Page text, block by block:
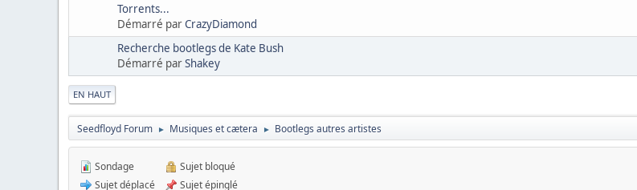
Torrents...
Démarré parCrazyDiamond
Recherche bootlegs de Kate Bush
Démarré parShakey
EN HAUT
Seedfloyd Forum ► Musiques et cætera ► Bootlegs autres artistes
Sondage
Sujet déplacé
Sujet bloqué
Sujet épinglé